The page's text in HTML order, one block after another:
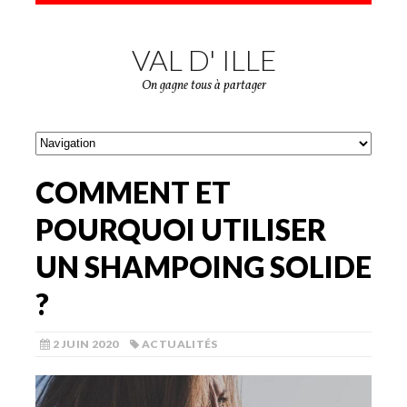
VAL D' ILLE
On gagne tous à partager
COMMENT ET
POURQUOI UTILISER
UN SHAMPOING SOLIDE
?
2 JUIN 2020 ACTUALITÉS